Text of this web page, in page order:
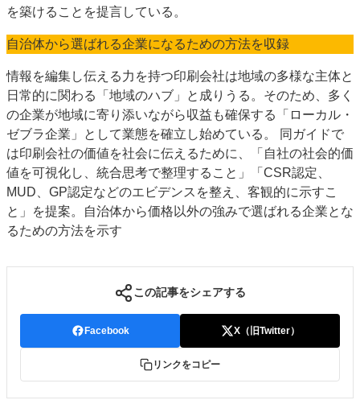
を築けることを提言している。
自治体から選ばれる企業になるための方法を収録
情報を編集し伝える力を持つ印刷会社は地域の多様な主体と
日常的に関わる「地域のハブ」と成りうる。そのため、多く
の企業が地域に寄り添いながら収益も確保する「ローカル・
ゼブラ企業」として業態を確立し始めている。 同ガイドで
は印刷会社の価値を社会に伝えるために、「自社の社会的価
値を可視化し、統合思考で整理すること」「CSR認定、
MUD、GP認定などのエビデンスを整え、客観的に示すこ
と」を提案。自治体から価格以外の強みで選ばれる企業とな
るための方法を示す
この記事をシェアする
Facebook X（旧Twitter）
リンクをコピー